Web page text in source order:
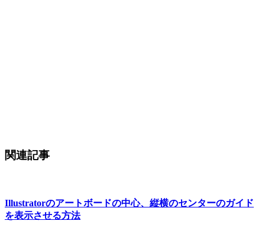
関連記事
Illustratorのアートボードの中心、縦横のセンターのガイド
を表示させる方法